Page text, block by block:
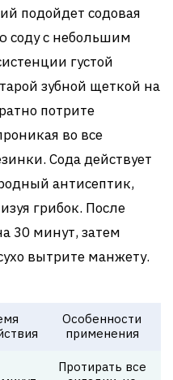
подойдет содовая
соду с небольшим
густой
зубной щеткой на
потрите
во все
Сода действует
антисептик,
грибок. После
30 минут, затем
вытрите манжету.
Особенности
применения
Протирать все